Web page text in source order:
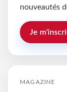
nouveautés
Je
MAGAZINE